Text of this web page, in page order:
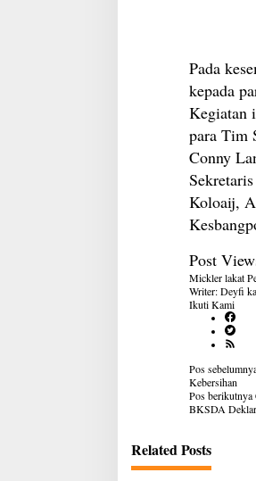
Pada
kepada
Kegiatan
para Tim
Conny
Koloaij,
Post
Mickler lakat
Writer: Deyfi
Ikuti Kami
Navigasi
pos
Pos
Kebersihan
Pos berikutnya
BKSDA
Related Posts